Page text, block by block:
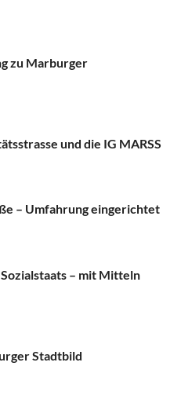
zu Marburger
und die IG MARSS
­– Umfahrung eingerichtet
– mit Mitteln
Stadtbild